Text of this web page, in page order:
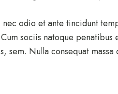
odio et ante tincidunt
sociis natoque
Nulla consequat